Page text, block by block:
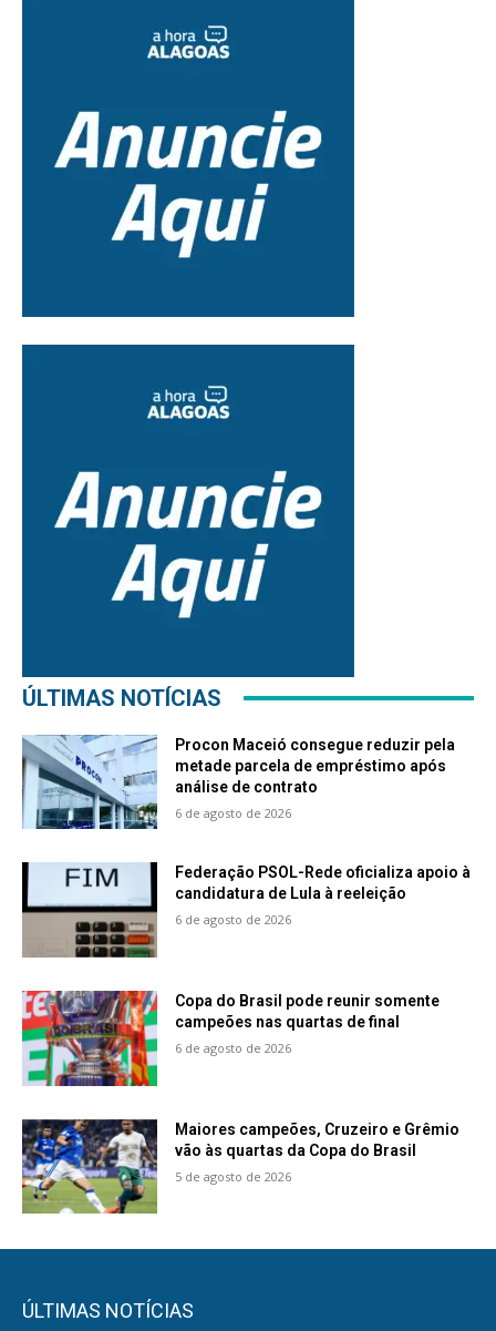
ÚLTIMAS NOTÍCIAS
Procon Maceió consegue reduzir pela
metade parcela de empréstimo após
análise de contrato
6 de agosto de 2026
Federação PSOL-Rede oficializa apoio à
candidatura de Lula à reeleição
6 de agosto de 2026
Copa do Brasil pode reunir somente
campeões nas quartas de final
6 de agosto de 2026
Maiores campeões, Cruzeiro e Grêmio
vão às quartas da Copa do Brasil
5 de agosto de 2026
ÚLTIMAS NOTÍCIAS